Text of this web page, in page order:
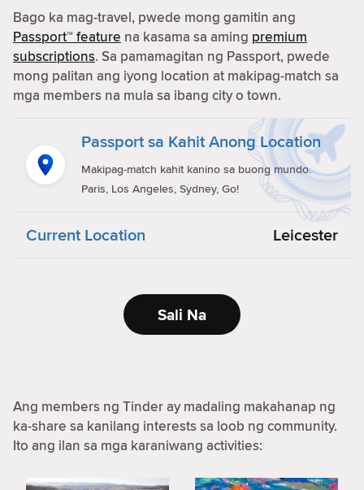
Bago ka mag-travel, pwede mong gamitin ang
Passport™ feature na kasama sa aming premium
subscriptions. Sa pamamagitan ng Passport, pwede
mong palitan ang iyong location at makipag-match sa
mga members na mula sa ibang city o town.
Passport sa Kahit Anong Location
Makipag-match kahit kanino sa buong mundo.
Paris, Los Angeles, Sydney, Go!
Current Location Leicester
Sali Na
Ang members ng Tinder ay madaling makahanap ng
ka-share sa kanilang interests sa loob ng community.
Ito ang ilan sa mga karaniwang activities: